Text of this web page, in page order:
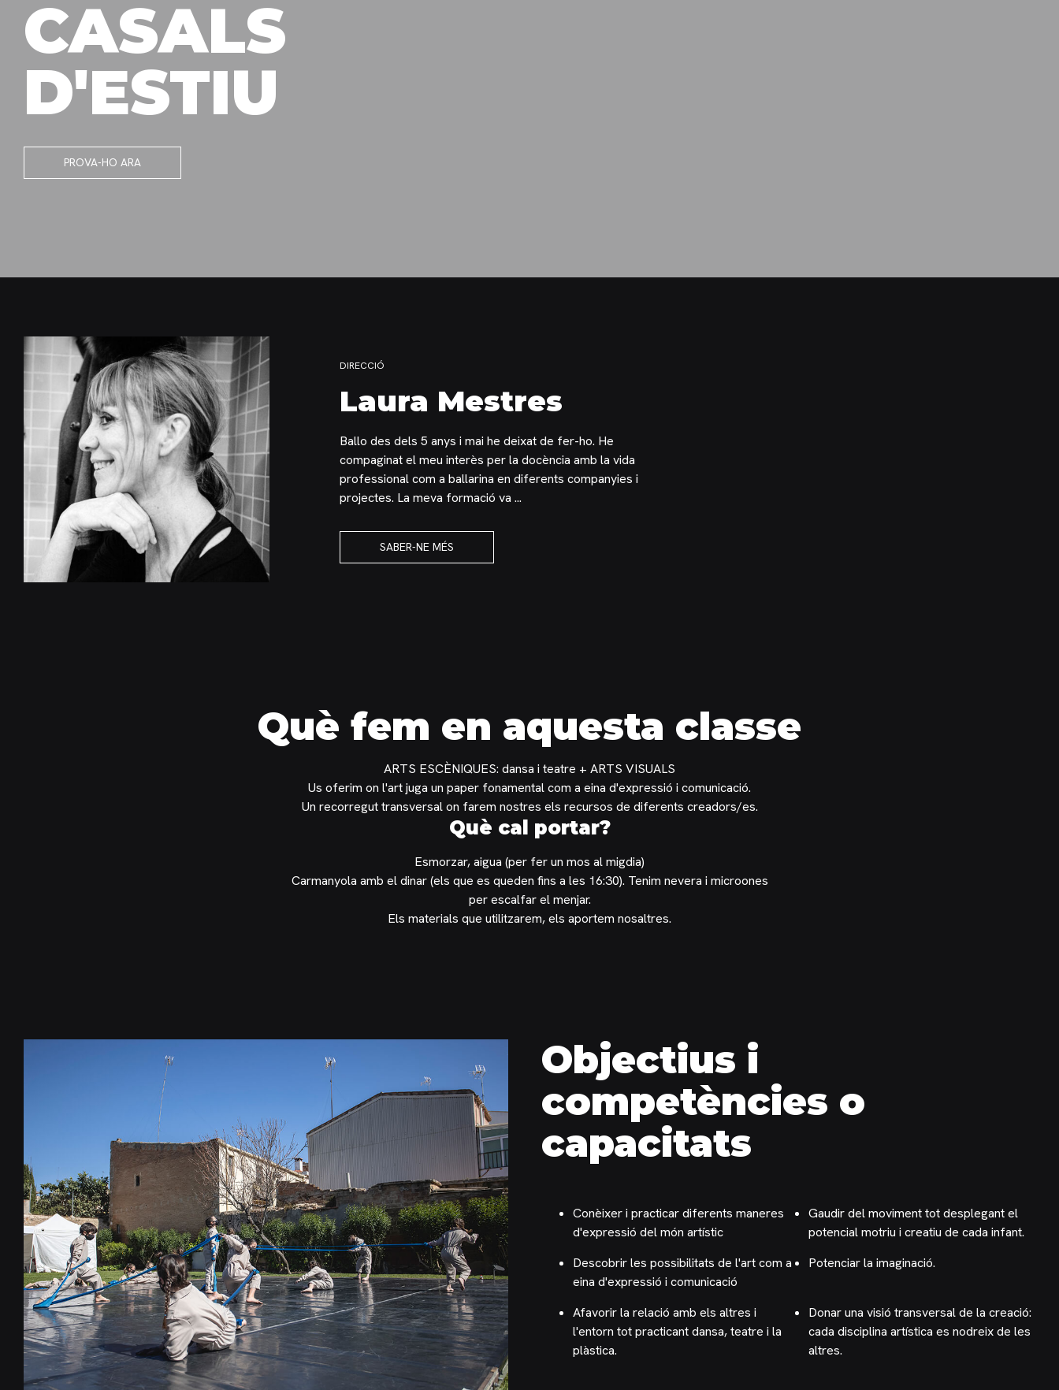
CASALS
D'ESTIU
PROVA-HO ARA
DIRECCIÓ
Laura Mestres
Ballo des dels 5 anys i mai he deixat de fer-ho. He
compaginat el meu interès per la docència amb la vida
professional com a ballarina en diferents companyies i
projectes. La meva formació va ...
SABER-NE MÉS
Què fem en aquesta classe
ARTS ESCÈNIQUES: dansa i teatre + ARTS VISUALS
Us oferim on l'art juga un paper fonamental com a eina d'expressió i comunicació.
Un recorregut transversal on farem nostres els recursos de diferents creadors/es.
Què cal portar?
Esmorzar, aigua (per fer un mos al migdia)
Carmanyola amb el dinar (els que es queden fins a les 16:30). Tenim nevera i microones
per escalfar el menjar.
Els materials que utilitzarem, els aportem nosaltres.
Objectius i
competències o
capacitats
Conèixer i practicar diferents maneres
d'expressió del món artístic
Gaudir del moviment tot desplegant el
potencial motriu i creatiu de cada infant.
Descobrir les possibilitats de l'art com a
eina d'expressió i comunicació
Potenciar la imaginació.
Afavorir la relació amb els altres i
l'entorn tot practicant dansa, teatre i la
plàstica.
Donar una visió transversal de la creació:
cada disciplina artística es nodreix de les
altres.